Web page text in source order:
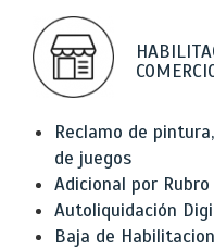
Reclamo de
de juegos
Adicional por Rubro
Autoliquidación
Baja de